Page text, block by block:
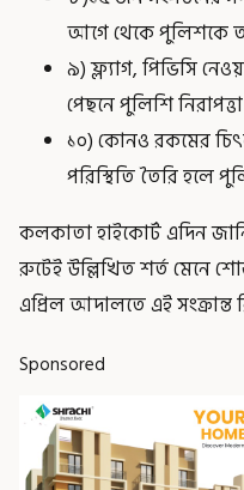
আগে থেকে পুলিশকে
৯) ফ্ল্যাগ, পিভিসি
পেছনে পুলিশি
১০) কোনও রকমের
পরিস্থিতি তৈরি হলে
কলকাতা হাইকোর্ট এদিন
রুটেই উল্লিখিত শর্ত মেনে
এপ্রিল আদালতে এই সংক্রান্ত
Sponsored